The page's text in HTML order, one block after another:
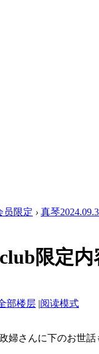
员限定 › 真琴
限定内
部楼层 |阅读模式
婦さんに下のお世